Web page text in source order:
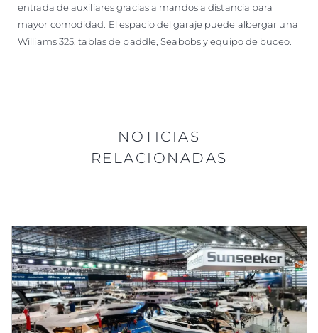
entrada de auxiliares gracias a mandos a distancia para
mayor comodidad. El espacio del garaje puede albergar una
Williams 325, tablas de paddle, Seabobs y equipo de buceo.
NOTICIAS
RELACIONADAS